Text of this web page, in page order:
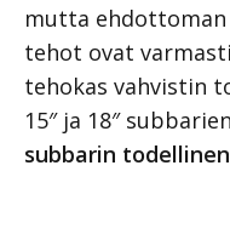
mutta
tehot ovat
tehokas vahvistin
15″ ja 18″
subbarin